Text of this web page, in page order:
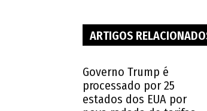
ARTIGOS
Governo Trump é
processado por 25
estados dos EUA por